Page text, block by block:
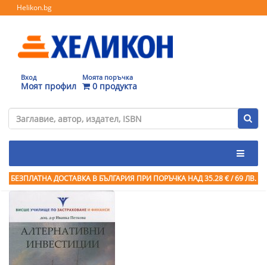
Helikon.bg
Вход
Моят профил
Моята поръчка
0 продукта
БЕЗПЛАТНА ДОСТАВКА В БЪЛГАРИЯ ПРИ ПОРЪЧКА НАД 35.28 € / 69 ЛВ.